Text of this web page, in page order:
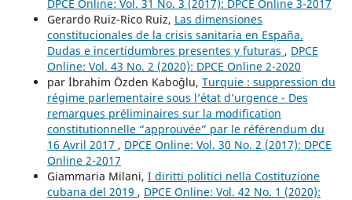
DPCE Online: Vol. 31 No. 3 (2017): DPCE Online 3-2017
Gerardo Ruiz-Rico Ruiz, Las dimensiones
constitucionales de la crisis sanitaria en España.
Dudas e incertidumbres presentes y futuras , DPCE
Online: Vol. 43 No. 2 (2020): DPCE Online 2-2020
par İbrahim Özden Kaboğlu, Turquie : suppression du
régime parlementaire sous l’état d’urgence - Des
remarques préliminaires sur la modification
constitutionnelle “approuvée” par le référendum du
16 Avril 2017 , DPCE Online: Vol. 30 No. 2 (2017): DPCE
Online 2-2017
Giammaria Milani, I diritti politici nella Costituzione
cubana del 2019 , DPCE Online: Vol. 42 No. 1 (2020):